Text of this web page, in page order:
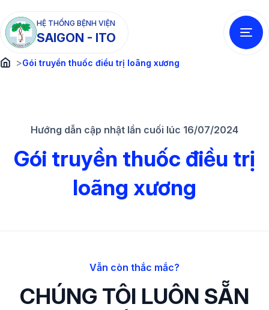
HỆ THỐNG BỆNH VIỆN
SAIGON - ITO
>Gói truyền thuốc điều trị loãng xương
Hướng dẫn cập nhật lần cuối lúc 16/07/2024
Gói truyền thuốc điều trị
loãng xương
Vẫn còn thắc mắc?
CHÚNG TÔI LUÔN SẴN